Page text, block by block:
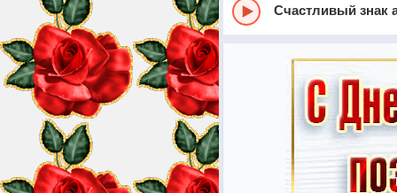
Счастливый знак